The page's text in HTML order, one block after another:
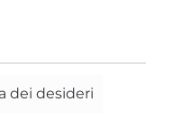
dei desideri